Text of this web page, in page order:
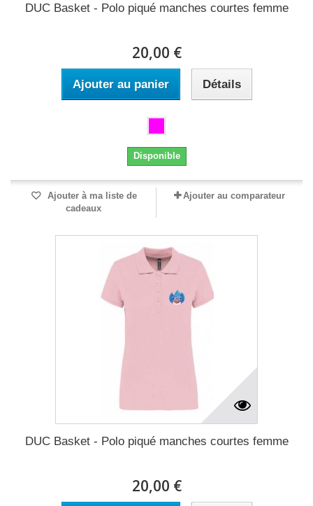
DUC Basket - Polo piqué manches courtes femme
20,00 €
Ajouter au panier Détails
Disponible
Ajouter à ma liste de
cadeaux
Ajouter au comparateur
DUC Basket - Polo piqué manches courtes femme
20,00 €